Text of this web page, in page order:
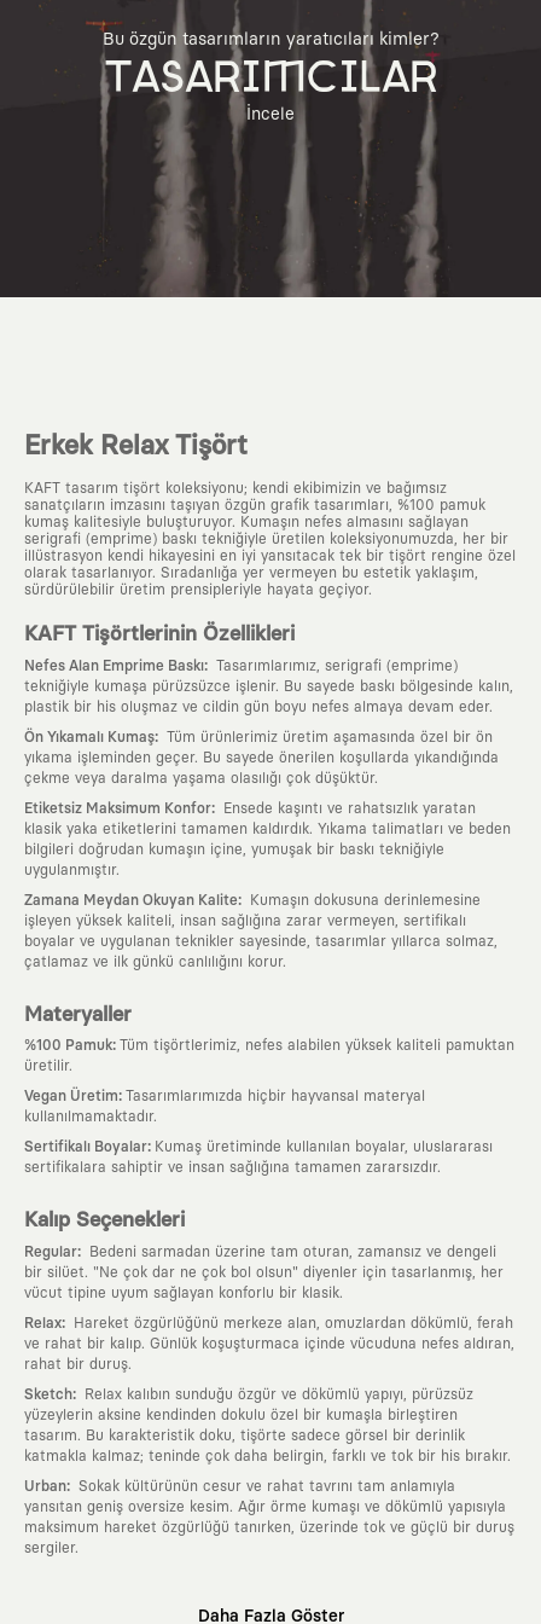
Bu özgün tasarımların yaratıcıları kimler?
TASARIMCILAR
İncele
Erkek Relax Tişört
KAFT tasarım tişört koleksiyonu; kendi ekibimizin ve bağımsız
sanatçıların imzasını taşıyan özgün grafik tasarımları, %100 pamuk
kumaş kalitesiyle buluşturuyor. Kumaşın nefes almasını sağlayan
serigrafi (emprime) baskı tekniğiyle üretilen koleksiyonumuzda, her bir
illüstrasyon kendi hikayesini en iyi yansıtacak tek bir tişört rengine özel
olarak tasarlanıyor. Sıradanlığa yer vermeyen bu estetik yaklaşım,
sürdürülebilir üretim prensipleriyle hayata geçiyor.
KAFT Tişörtlerinin Özellikleri
Nefes Alan Emprime Baskı: Tasarımlarımız, serigrafi (emprime)
tekniğiyle kumaşa pürüzsüzce işlenir. Bu sayede baskı bölgesinde kalın,
plastik bir his oluşmaz ve cildin gün boyu nefes almaya devam eder.
Ön Yıkamalı Kumaş: Tüm ürünlerimiz üretim aşamasında özel bir ön
yıkama işleminden geçer. Bu sayede önerilen koşullarda yıkandığında
çekme veya daralma yaşama olasılığı çok düşüktür.
Etiketsiz Maksimum Konfor:
Ensede kaşıntı ve rahatsızlık yaratan
klasik yaka etiketlerini tamamen kaldırdık. Yıkama talimatları ve beden
bilgileri doğrudan kumaşın içine, yumuşak bir baskı tekniğiyle
uygulanmıştır.
Zamana Meydan Okuyan Kalite:
Kumaşın dokusuna derinlemesine
işleyen yüksek kaliteli, insan sağlığına zarar vermeyen, sertifikalı
boyalar ve uygulanan teknikler sayesinde, tasarımlar yıllarca solmaz,
çatlamaz ve ilk günkü canlılığını korur.
Materyaller
%100 Pamuk: Tüm tişörtlerimiz, nefes alabilen yüksek kaliteli pamuktan
üretilir.
Vegan Üretim: Tasarımlarımızda hiçbir hayvansal materyal
kullanılmamaktadır.
Sertifikalı Boyalar: Kumaş üretiminde kullanılan boyalar, uluslararası
sertifikalara sahiptir ve insan sağlığına tamamen zararsızdır.
Kalıp Seçenekleri
Regular:
Bedeni sarmadan üzerine tam oturan, zamansız ve dengeli
bir silüet. "Ne çok dar ne çok bol olsun" diyenler için tasarlanmış, her
vücut tipine uyum sağlayan konforlu bir klasik.
Relax:
Hareket özgürlüğünü merkeze alan, omuzlardan dökümlü, ferah
ve rahat bir kalıp. Günlük koşuşturmaca içinde vücuduna nefes aldıran,
rahat bir duruş.
Sketch:
Relax kalıbın sunduğu özgür ve dökümlü yapıyı, pürüzsüz
yüzeylerin aksine kendinden dokulu özel bir kumaşla birleştiren
tasarım. Bu karakteristik doku, tişörte sadece görsel bir derinlik
katmakla kalmaz; teninde çok daha belirgin, farklı ve tok bir his bırakır.
Urban: Sokak kültürünün cesur ve rahat tavrını tam anlamıyla
yansıtan geniş oversize kesim. Ağır örme kumaşı ve dökümlü yapısıyla
maksimum hareket özgürlüğü tanırken, üzerinde tok ve güçlü bir duruş
sergiler.
Daha Fazla Göster